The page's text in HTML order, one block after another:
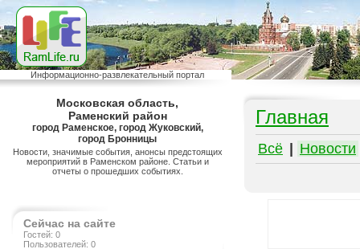
Информационно-развлекательный портал
Московская область,
Раменский район
город Раменское, город Жуковский,
город Бронницы
Новости, значимые события, анонсы предстоящих
мероприятий в Раменском районе. Статьи и
отчеты о прошедших событиях.
Сейчас на сайте
Гостей: 0
Пользователей: 0
Главная
Всё Новости